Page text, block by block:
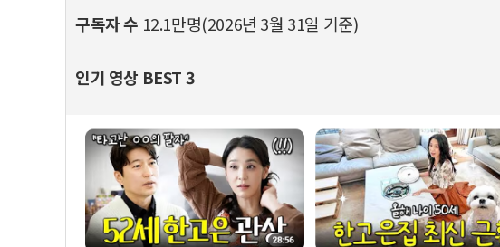
구독자 수 12.1만명(2026년 3월 31일 기준)
인기 영상 BEST 3